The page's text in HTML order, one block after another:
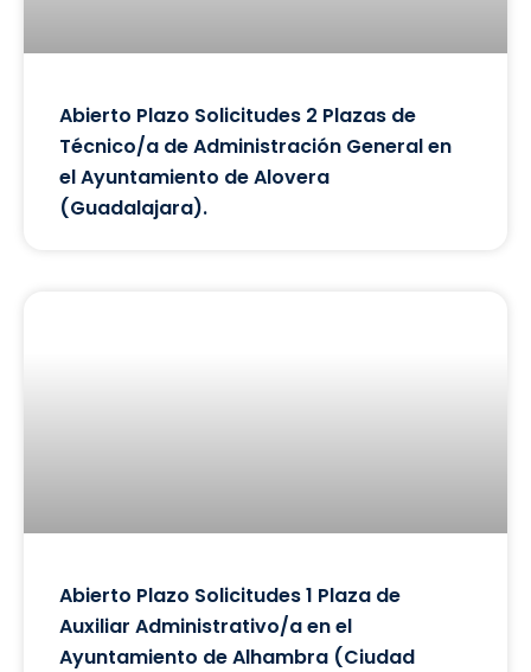
Abierto Plazo Solicitudes 2 Plazas de
Técnico/a de Administración General en
el Ayuntamiento de Alovera
(Guadalajara).
Abierto Plazo Solicitudes 1 Plaza de
Auxiliar Administrativo/a en el
Ayuntamiento de Alhambra (Ciudad